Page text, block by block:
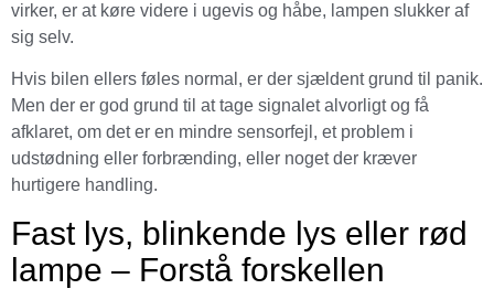
virker, er at køre videre i ugevis og håbe, lampen slukker af
sig selv.
Hvis bilen ellers føles normal, er der sjældent grund til panik.
Men der er god grund til at tage signalet alvorligt og få
afklaret, om det er en mindre sensorfejl, et problem i
udstødning eller forbrænding, eller noget der kræver
hurtigere handling.
Fast lys, blinkende lys eller rød
lampe – Forstå forskellen